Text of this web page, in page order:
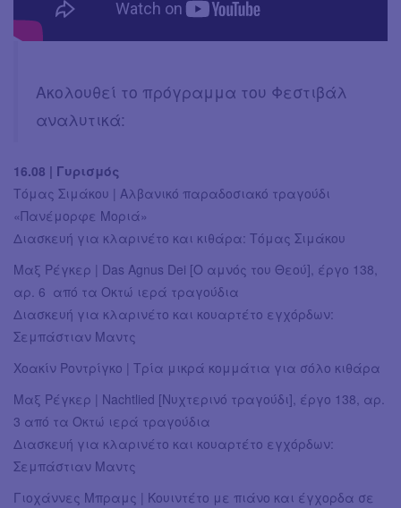
Ακολουθεί το πρόγραμμα του Φεστιβάλ
αναλυτικά:
16.08 | Γυρισμός
Tόμας Σιμάκου | Αλβανικό παραδοσιακό τραγούδι
«Πανέμορφε Μοριά»
Διασκευή για κλαρινέτο και κιθάρα: Tόμας Σιμάκου
Μαξ Ρέγκερ | Das Agnus Dei [Ο αμνός του Θεού], έργο 138,
αρ. 6 από τα Οκτώ ιερά τραγούδια
Διασκευή για κλαρινέτο και κουαρτέτο εγχόρδων:
Σεμπάστιαν Μαντς
Χοακίν Ροντρίγκο | Τρία μικρά κομμάτια για σόλο κιθάρα
Μαξ Ρέγκερ | Nachtlied [Νυχτερινό τραγούδι], έργο 138, αρ.
3 από τα Οκτώ ιερά τραγούδια
Διασκευή για κλαρινέτο και κουαρτέτο εγχόρδων:
Σεμπάστιαν Μαντς
Γιοχάννες Μπραμς | Κουιντέτο με πιάνο και έγχορδα σε